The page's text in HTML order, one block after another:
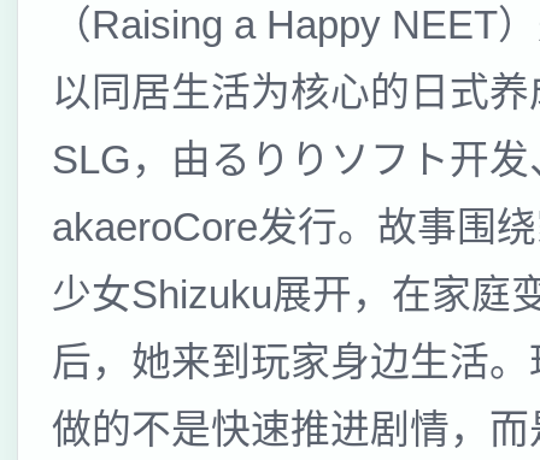
（Raising a Happy NEET
以同居生活为核心的日式养
SLG，由るりりソフト开发
akaeroCore发行。故事围
少女Shizuku展开，在家庭
后，她来到玩家身边生活
做的不是快速推进剧情，而